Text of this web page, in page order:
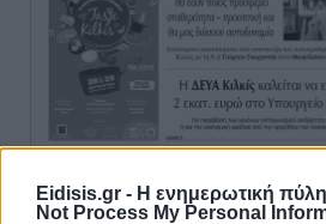
Eidisis.gr - Η ενημερωτική πύλη
Not Process My Personal